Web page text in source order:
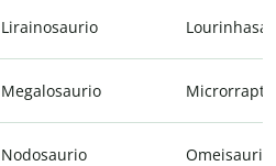
Lirainosaurio
Megalosaurio
Nodosaurio Omeisaurio